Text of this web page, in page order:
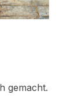
gemacht.